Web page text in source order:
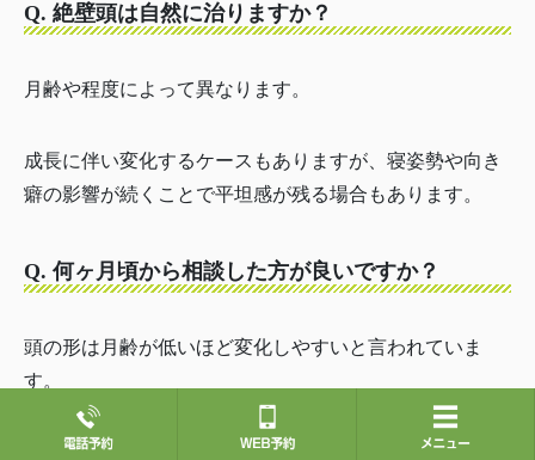
Q. 絶壁頭は自然に治りますか？
月齢や程度によって異なります。
成長に伴い変化するケースもありますが、寝姿勢や向き
癖の影響が続くことで平坦感が残る場合もあります。
Q. 何ヶ月頃から相談した方が良いですか？
頭の形は月齢が低いほど変化しやすいと言われていま
す。
気になった時点で早めにご相談される親御さまが多いで